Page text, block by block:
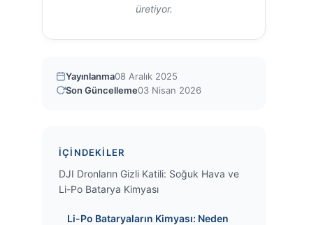
üretiyor.
Yayınlanma08 Aralık 2025
Son Güncelleme03 Nisan 2026
İÇINDEKILER
DJI Dronların Gizli Katili: Soğuk Hava ve
Li-Po Batarya Kimyası
Li-Po Bataryaların Kimyası: Neden